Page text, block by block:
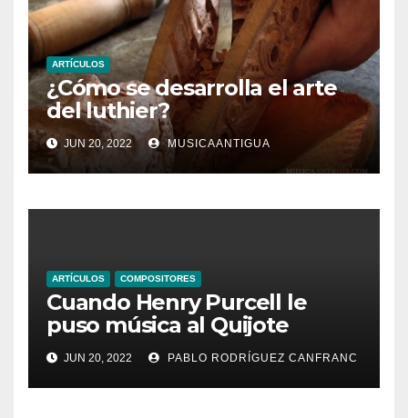
ARTÍCULOS
¿Cómo se desarrolla el arte
del luthier?
JUN 20, 2022 MUSICAANTIGUA
ARTÍCULOS COMPOSITORES
Cuando Henry Purcell le
puso música al Quijote
JUN 20, 2022 PABLO RODRÍGUEZ CANFRANC